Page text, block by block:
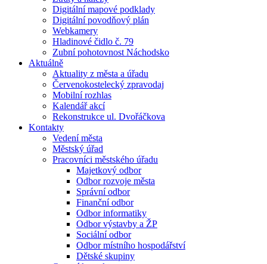
Digitální mapové podklady
Digitální povodňový plán
Webkamery
Hladinové čidlo č. 79
Zubní pohotovnost Náchodsko
Aktuálně
Aktuality z města a úřadu
Červenokostelecký zpravodaj
Mobilní rozhlas
Kalendář akcí
Rekonstrukce ul. Dvořáčkova
Kontakty
Vedení města
Městský úřad
Pracovníci městského úřadu
Majetkový odbor
Odbor rozvoje města
Správní odbor
Finanční odbor
Odbor informatiky
Odbor výstavby a ŽP
Sociální odbor
Odbor místního hospodářství
Dětské skupiny